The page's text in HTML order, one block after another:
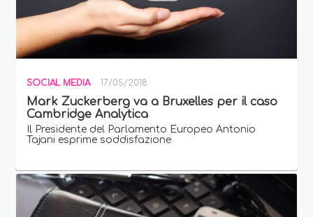
SOCIAL MEDIA 17/05/2018
Mark Zuckerberg va a Bruxelles per il caso
Cambridge Analytica
Il Presidente del Parlamento Europeo Antonio
Tajani esprime soddisfazione